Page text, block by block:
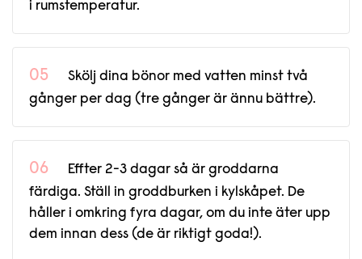
i rumstemperatur.
Skölj dina bönor med vatten minst två
gånger per dag (tre gånger är ännu bättre).
Effter 2-3 dagar så är groddarna
färdiga. Ställ in groddburken i kylskåpet. De
håller i omkring fyra dagar, om du inte äter upp
dem innan dess (de är riktigt goda!).